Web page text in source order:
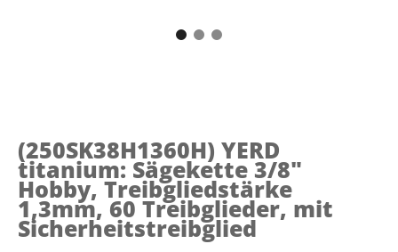
(250SK38H1360H) YERD
titanium: Sägekette 3/8"
Hobby, Treibgliedstärke
1,3mm, 60 Treibglieder, mit
Sicherheitstreibglied